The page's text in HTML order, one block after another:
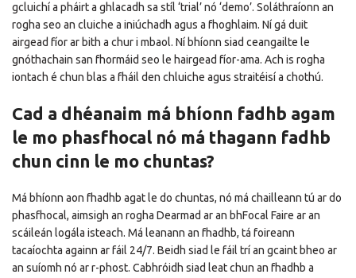
gcluichí a pháirt a ghlacadh sa stíl ‘trial’ nó ‘demo’. Soláthraíonn an
rogha seo an cluiche a iniúchadh agus a fhoghlaim. Ní gá duit
airgead fíor ar bith a chur i mbaol. Ní bhíonn siad ceangailte le
gnóthachain san fhormáid seo le hairgead fíor-ama. Ach is rogha
iontach é chun blas a fháil den chluiche agus straitéisí a chothú.
Cad a dhéanaim má bhíonn fadhb agam
le mo phasfhocal nó má thagann fadhb
chun cinn le mo chuntas?
Má bhíonn aon fhadhb agat le do chuntas, nó má chailleann tú ar do
phasfhocal, aimsigh an rogha Dearmad ar an bhFocal Faire ar an
scáileán logála isteach. Má leanann an fhadhb, tá foireann
tacaíochta againn ar fáil 24/7. Beidh siad le fáil trí an gcaint bheo ar
an suíomh nó ar r-phost. Cabhróidh siad leat chun an fhadhb a